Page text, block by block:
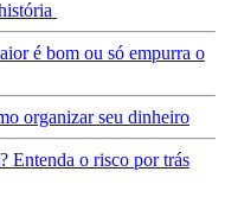
é bom ou só empurra o
organizar seu dinheiro
Entenda o risco por trás